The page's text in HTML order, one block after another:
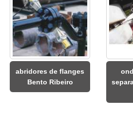
abridores de flanges
Bento Ribeiro